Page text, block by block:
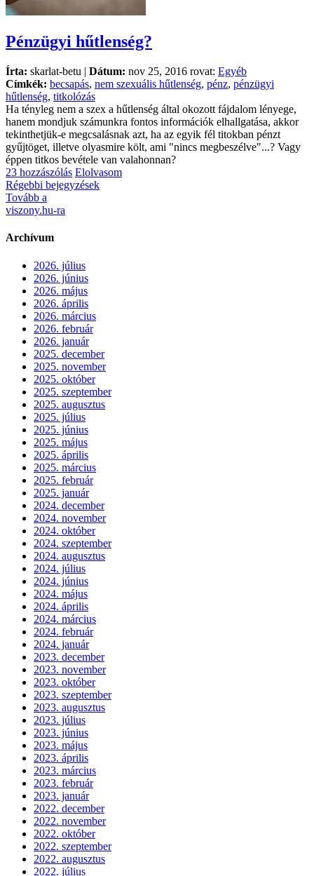
Pénzügyi hűtlenség?
Írta: skarlat-betu | Dátum: nov 25, 2016 rovat: Egyéb
Címkék: becsapás, nem szexuális hűtlenség, pénz, pénzügyi
hűtlenség, titkolózás
Ha tényleg nem a szex a hűtlenség által okozott fájdalom lényege,
hanem mondjuk számunkra fontos információk elhallgatása, akkor
tekinthetjük-e megcsalásnak azt, ha az egyik fél titokban pénzt
gyűjtöget, illetve olyasmire költ, ami "nincs megbeszélve"...? Vagy
éppen titkos bevétele van valahonnan?
23 hozzászólás Elolvasom
Régebbi bejegyzések
Tovább a
viszony.hu-ra
Archívum
2026. július
2026. június
2026. május
2026. április
2026. március
2026. február
2026. január
2025. december
2025. november
2025. október
2025. szeptember
2025. augusztus
2025. július
2025. június
2025. május
2025. április
2025. március
2025. február
2025. január
2024. december
2024. november
2024. október
2024. szeptember
2024. augusztus
2024. július
2024. június
2024. május
2024. április
2024. március
2024. február
2024. január
2023. december
2023. november
2023. október
2023. szeptember
2023. augusztus
2023. július
2023. június
2023. május
2023. április
2023. március
2023. február
2023. január
2022. december
2022. november
2022. október
2022. szeptember
2022. augusztus
2022. július